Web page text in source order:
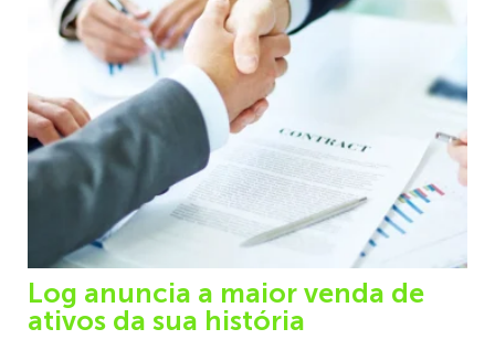
Log anuncia a maior venda de
ativos da sua história